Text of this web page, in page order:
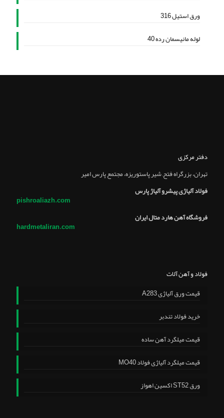
ورق استیل 316
لوله مانیسمان رده 40
دفتر مرکزی
تهران، بزرگراه فتح, شير پاستوريزه، مجتمع پارس امير
فولاد آلیاژی پیشرو آلیاژ پارس
pishroaliazh.com
فروشگاه آهن هارد متال ایران
hardmetaliran.com
فولاد و آهن آلات
قیمت ورق آلیاژی A283
خرید فولاد تندبر
قیمت میلگرد آهن ساده
قیمت میلگرد آلیاژی فولاد MO40
ورق ST52 اکسین اهواز